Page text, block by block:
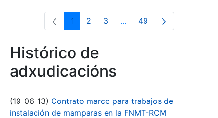
Páxina
1 Páxina
2 Páxina
3 ...Páxinas intermedias Use
Páxina
49
Histórico de
adxudicacións
(19-06-13) Contrato marco para trabajos de
instalación de mamparas en la FNMT-RCM